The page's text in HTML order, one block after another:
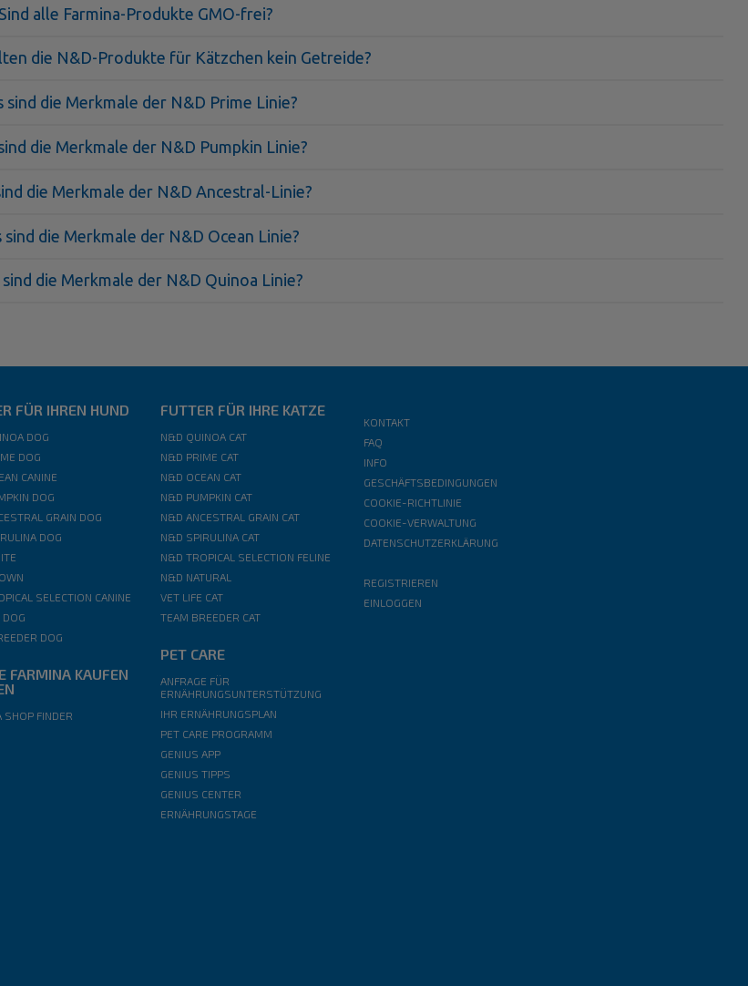
Sind alle Farmina-Produkte GMO-frei?
die N&D-Produkte für Kätzchen kein Getreide?
sind die Merkmale der N&D Prime Linie?
die Merkmale der N&D Pumpkin Linie?
die Merkmale der N&D Ancestral-Linie?
sind die Merkmale der N&D Ocean Linie?
sind die Merkmale der N&D Quinoa Linie?
FÜR IHREN HUND
DOG
DOG
CANINE
DOG
GRAIN DOG
DOG
SELECTION CANINE
DOG
DOG
FARMINA KAUFEN
SHOP FINDER
FUTTER FÜR IHRE KATZE
N&D QUINOA CAT
N&D PRIME CAT
N&D OCEAN CAT
N&D PUMPKIN CAT
N&D ANCESTRAL GRAIN CAT
N&D SPIRULINA CAT
N&D TROPICAL SELECTION FELINE
N&D NATURAL
VET LIFE CAT
TEAM BREEDER CAT
PET CARE
ANFRAGE FÜR
ERNÄHRUNGSUNTERSTÜTZUNG
IHR ERNÄHRUNGSPLAN
PET CARE PROGRAMM
GENIUS APP
GENIUS TIPPS
GENIUS CENTER
ERNÄHRUNGSTAGE
KONTAKT
FAQ
INFO
GESCHÄFTSBEDINGUNGEN
COOKIE-RICHTLINIE
COOKIE-VERWALTUNG
DATENSCHUTZERKLÄRUNG
REGISTRIEREN
EINLOGGEN